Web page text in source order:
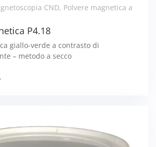
CND, Polvere magnetica a
P4.18
giallo-verde a contrasto di
– metodo a secco